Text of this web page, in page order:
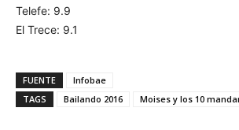
Telefe: 9.9
El Trece: 9.1
FUENTE
Infobae
TAGS
Bailando 2016 Moises y los 10